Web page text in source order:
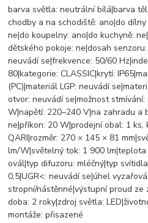
barva světla: neutrální bílá|barva
chodby a na schodiště: ano|do
ne|do koupelny: ano|do kuchyně:
dětského pokoje: ne|dosah
neuvádí se|frekvence: 50/60
80|kategorie: CLASSIC|krytí:
(PC)|materiál LGP: neuvádí
otvor: neuvádí se|možnost
W|napětí: 220–240 V|na zahradu a
ne|příkon: 20 W|prodejní obal: 1 ks,
QARI|rozměr: 270 × 145 × 81
lm/W|světelný tok: 1 900
ovál|typ difuzoru: mléčný|typ
0,5|UGR<: neuvádí se|úhel
stropní/nástěnné|výstupní proud ze
doba: 2 roky|zdroj světla:
montáže: přisazené